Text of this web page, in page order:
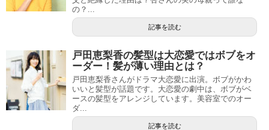
の？...
記事を読む
戸田恵梨香の髪型は大恋愛ではボブをオ
ーダー！髪が薄い理由とは？
戸田恵梨香さんがドラマ大恋愛に出演。ボブがかわ
いいと髪型が話題です。大恋愛の劇中は、ボブがベ
ースの髪型をアレンジしています。美容室でのオー
ダ...
記事を読む